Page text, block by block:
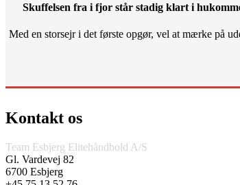
Skuffelsen fra i fjor står stadig klart i
Med en storsejr i det første opgør, vel at mærke på
Kontakt os
Team Esbjerg Elitehåndbold A/S
Gl. Vardevej 82
6700 Esbjerg